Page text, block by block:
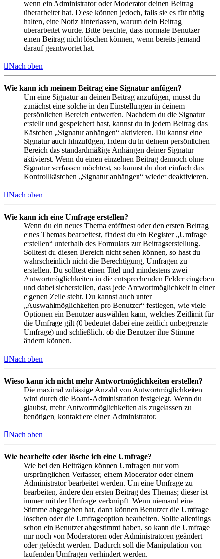
wenn ein Administrator oder Moderator deinen Beitrag
überarbeitet hat. Diese können jedoch, falls sie es für nötig
halten, eine Notiz hinterlassen, warum dein Beitrag
überarbeitet wurde. Bitte beachte, dass normale Benutzer
einen Beitrag nicht löschen können, wenn bereits jemand
darauf geantwortet hat.
Nach oben
Wie kann ich meinem Beitrag eine Signatur anfügen?
Um eine Signatur an deinen Beitrag anzufügen, musst du
zunächst eine solche in den Einstellungen in deinem
persönlichen Bereich entwerfen. Nachdem du die Signatur
erstellt und gespeichert hast, kannst du in jedem Beitrag das
Kästchen „Signatur anhängen“ aktivieren. Du kannst eine
Signatur auch hinzufügen, indem du in deinem persönlichen
Bereich das standardmäßige Anhängen deiner Signatur
aktivierst. Wenn du einen einzelnen Beitrag dennoch ohne
Signatur verfassen möchtest, so kannst du dort einfach das
Kontrollkästchen „Signatur anhängen“ wieder deaktivieren.
Nach oben
Wie kann ich eine Umfrage erstellen?
Wenn du ein neues Thema eröffnest oder den ersten Beitrag
eines Themas bearbeitest, findest du ein Register „Umfrage
erstellen“ unterhalb des Formulars zur Beitragserstellung.
Solltest du diesen Bereich nicht sehen können, so hast du
wahrscheinlich nicht die Berechtigung, Umfragen zu
erstellen. Du solltest einen Titel und mindestens zwei
Antwortmöglichkeiten in die entsprechenden Felder eingeben
und dabei sicherstellen, dass jede Antwortmöglichkeit in einer
eigenen Zeile steht. Du kannst auch unter
„Auswahlmöglichkeiten pro Benutzer“ festlegen, wie viele
Optionen ein Benutzer auswählen kann, welches Zeitlimit für
die Umfrage gilt (0 bedeutet dabei eine zeitlich unbegrenzte
Umfrage) und schließlich, ob die Benutzer ihre Stimme
ändern können.
Nach oben
Wieso kann ich nicht mehr Antwortmöglichkeiten erstellen?
Die maximal zulässige Anzahl von Antwortmöglichkeiten
wird durch die Board-Administration festgelegt. Wenn du
glaubst, mehr Antwortmöglichkeiten als zugelassen zu
benötigen, kontaktiere einen Administrator.
Nach oben
Wie bearbeite oder lösche ich eine Umfrage?
Wie bei den Beiträgen können Umfragen nur vom
ursprünglichen Verfasser, einem Moderator oder einem
Administrator bearbeitet werden. Um eine Umfrage zu
bearbeiten, ändere den ersten Beitrag des Themas; dieser ist
immer mit der Umfrage verknüpft. Wenn niemand eine
Stimme abgegeben hat, dann können Benutzer die Umfrage
löschen oder die Umfrageoption bearbeiten. Sollte allerdings
schon ein Benutzer abgestimmt haben, so kann die Umfrage
nur noch von Moderatoren oder Administratoren geändert
oder gelöscht werden. Dadurch soll die Manipulation von
laufenden Umfragen verhindert werden.